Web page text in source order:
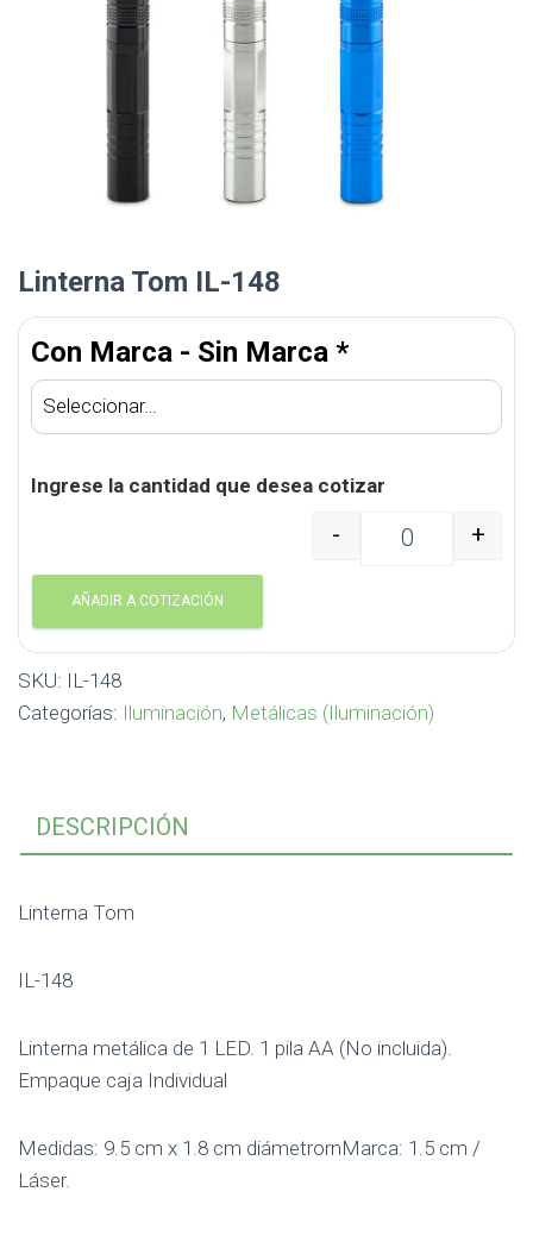
Linterna Tom IL-148
Con Marca - Sin Marca *
Ingrese la cantidad que desea cotizar
Linterna Tom IL-148
- +
AÑADIR A COTIZACIÓN
SKU: IL-148
Categorías: Iluminación, Metálicas (Iluminación)
DESCRIPCIÓN
Linterna Tom
IL-148
Linterna metálica de 1 LED. 1 pila AA (No incluida).
Empaque caja Individual
Medidas: 9.5 cm x 1.8 cm diámetrornMarca: 1.5 cm /
Láser.